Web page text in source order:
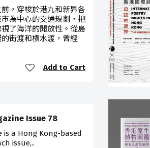
，穿梭於港九和新界各
為中心的交通規劃，把
了海洋的開放性。從島
街渡和横水渡，曾經
Add to Cart
Issue 78
is a Hong Kong-based
issue,..